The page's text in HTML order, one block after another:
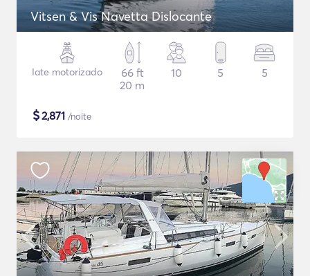
Vitsen & Vis Navetta Dislocante
Iate motorizado
66 ft
20 m
10 5 5
$2,871 /noite